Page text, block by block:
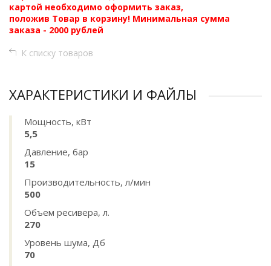
картой необходимо оформить заказ,
положив Товар в корзину! Минимальная сумма
заказа - 2000 рублей
К списку товаров
ХАРАКТЕРИСТИКИ И ФАЙЛЫ
Мощность, кВт
5,5
Давление, бар
15
Производительность, л/мин
500
Объем ресивера, л.
270
Уровень шума, Дб
70